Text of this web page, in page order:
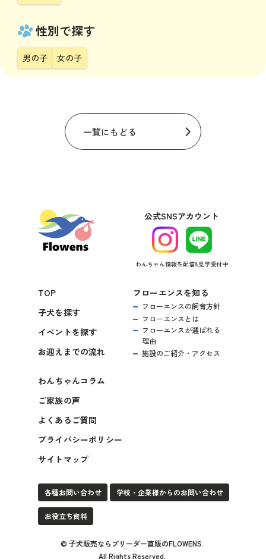
性別で探す
男の子 女の子
一覧にもどる
公式SNSアカウント
わんちゃん情報を配信&見学受付中
TOP
子犬を探す
イベントを探す
お迎えまでの流れ
フローエンスを知る
フローエンスの飼育方針
フローエンスとは
フローエンスが選ばれる
理由
施設のご紹介・アクセス
わんちゃんコラム
ご家族の声
よくあるご質問
プライバシーポリシー
サイトマップ
各種お問い合わせ 学校・企業様からのお問い合わせ
お役立ち資料
© 子犬販売ならブリーダー直販のFLOWENS.
All Rights Reserved.